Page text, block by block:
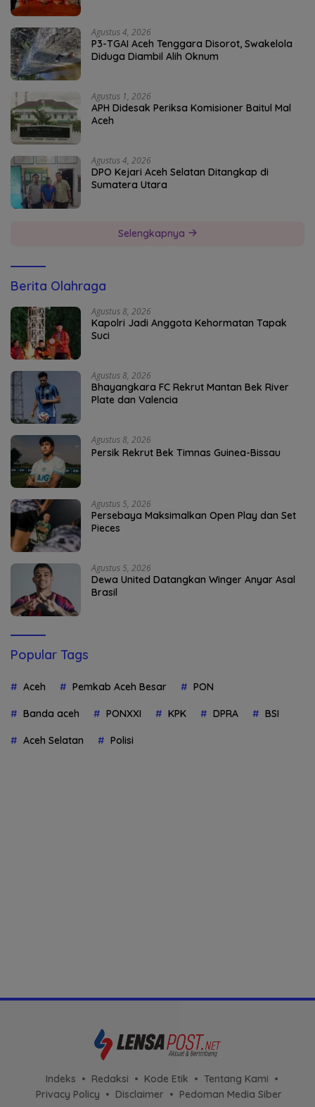
Agustus 4, 2026
P3-TGAI Aceh Tenggara Disorot, Swakelola
Diduga Diambil Alih Oknum
Agustus 1, 2026
APH Didesak Periksa Komisioner Baitul Mal
Aceh
Agustus 4, 2026
DPO Kejari Aceh Selatan Ditangkap di
Sumatera Utara
Selengkapnya
Berita Olahraga
Agustus 8, 2026
Kapolri Jadi Anggota Kehormatan Tapak
Suci
Agustus 8, 2026
Bhayangkara FC Rekrut Mantan Bek River
Plate dan Valencia
Agustus 8, 2026
Persik Rekrut Bek Timnas Guinea-Bissau
Agustus 5, 2026
Persebaya Maksimalkan Open Play dan Set
Pieces
Agustus 5, 2026
Dewa United Datangkan Winger Anyar Asal
Brasil
Popular Tags
Aceh Pemkab Aceh Besar PON
Banda aceh PONXXI KPK DPRA BSI
Aceh Selatan Polisi
Indeks Redaksi Kode Etik
Tentang Kami
Privacy Policy
Disclaimer Pedoman Media Siber